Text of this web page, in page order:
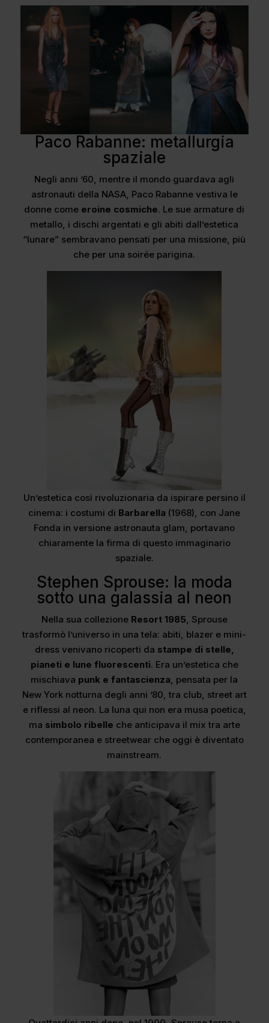
Paco Rabanne: metallurgia
spaziale
Negli anni ’60, mentre il mondo guardava agli
astronauti della NASA, Paco Rabanne vestiva le
donne come eroine cosmiche. Le sue armature di
metallo, i dischi argentati e gli abiti dall’estetica
“lunare” sembravano pensati per una missione, più
che per una soirée parigina.
Un’estetica così rivoluzionaria da ispirare persino il
cinema: i costumi di Barbarella (1968), con Jane
Fonda in versione astronauta glam, portavano
chiaramente la firma di questo immaginario
spaziale.
Stephen Sprouse: la moda
sotto una galassia al neon
Nella sua collezione Resort 1985, Sprouse
trasformò l’universo in una tela: abiti, blazer e mini-
dress venivano ricoperti da stampe di stelle,
pianeti e lune fluorescenti. Era un’estetica che
mischiava punk e fantascienza, pensata per la
New York notturna degli anni ’80, tra club, street art
e riflessi al neon. La luna qui non era musa poetica,
ma simbolo ribelle che anticipava il mix tra arte
contemporanea e streetwear che oggi è diventato
mainstream.